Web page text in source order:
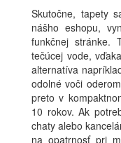
Skutočne, tapety
nášho eshopu,
funkčnej stránke.
tečúcej vode,
alternatíva
odolné voči
preto v
10 rokov. Ak
chaty alebo
na opatrnosť pri